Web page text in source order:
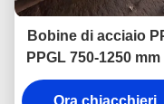
Bobine di acciaio
PPGL 750-1250 mm
mm 0,5 mm con
di taglio
Ora chiacchieri